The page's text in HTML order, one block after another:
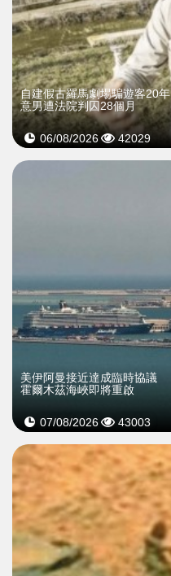
自建假古羅馬劇場騙遊客20年
意男遭法院判囚28個月
06/08/2026 42029
美伊阿曼接近達成臨時協議
霍爾木茲海峽即將重啟
07/08/2026 43003